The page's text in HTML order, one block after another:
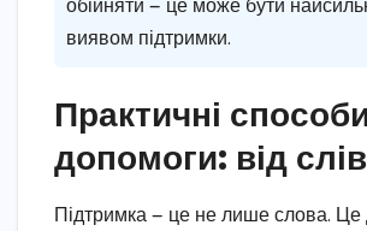
обійняти — це може бути
виявом підтримки.
Практичні
допомоги: від
Підтримка — це не лише слова. Це